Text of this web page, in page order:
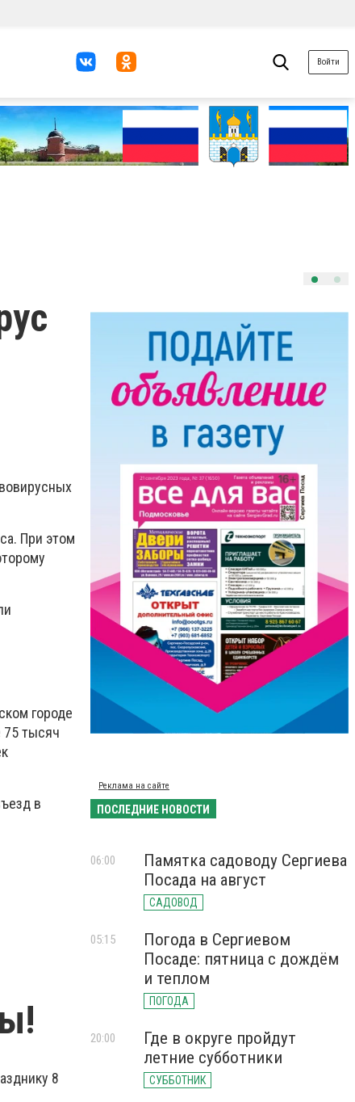
Войти
При этом
городе
75 тысяч
в
8
Реклама на сайте
ПОСЛЕДНИЕ НОВОСТИ
Памятка садоводу Сергиева
Посада на август
САДОВОД
06:00
Погода в Сергиевом
Посаде: пятница с дождём
и теплом
ПОГОДА
05:15
Где в округе пройдут
летние субботники
СУББОТНИК
20:00